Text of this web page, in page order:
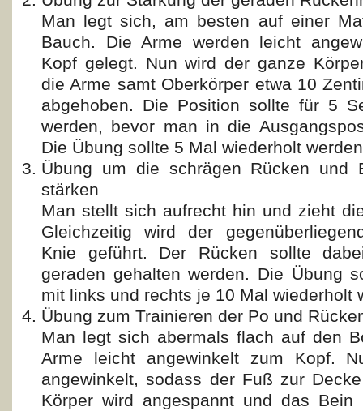
Man legt sich, am besten auf einer
Bauch. Die Arme werden leicht
Kopf gelegt. Nun wird der ganze
die Arme samt Oberkörper etwa 10
abgehoben. Die Position sollte für 5
werden, bevor man in die
Die Übung sollte 5 Mal wiederholt
Übung um die schrägen Rücken und
stärken
Man stellt sich aufrecht hin und zieht
Gleichzeitig wird der
Knie geführt. Der Rücken sollte
geraden gehalten werden. Die Übung
mit links und rechts je 10 Mal wiederholt
Übung zum Trainieren der Po und
Man legt sich abermals flach auf den
Arme leicht angewinkelt zum Kopf.
angewinkelt, sodass der Fuß zur
Körper wird angespannt und das Bein